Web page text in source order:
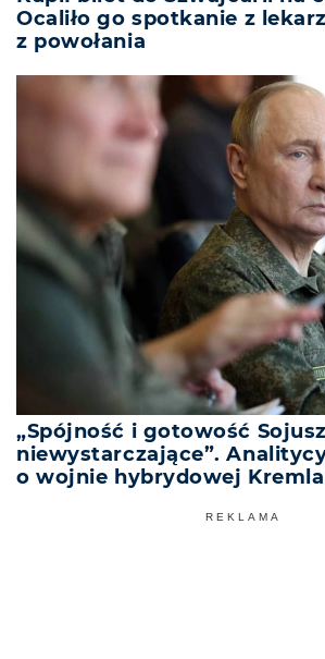
Ocaliło go spotkanie z
z powołania
„Spójność i gotowość
niewystarczające”.
o wojnie hybrydowej Kremla
REKLAMA